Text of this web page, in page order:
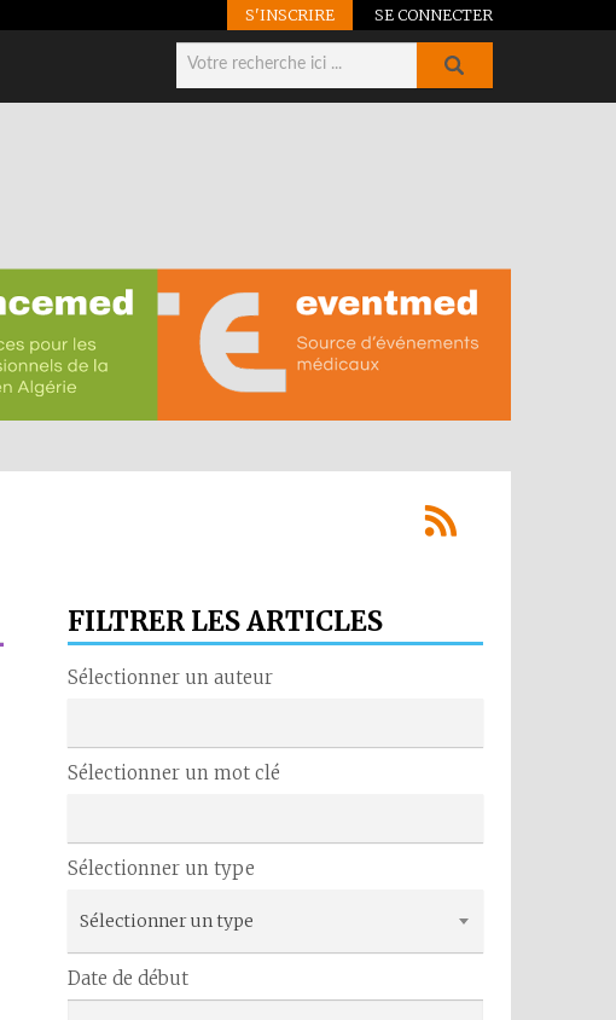
S'INSCRIRE SE CONNECTER
FILTRER LES ARTICLES
Sélectionner un auteur
Sélectionner un mot clé
Sélectionner un type
Sélectionner un type
Date de début